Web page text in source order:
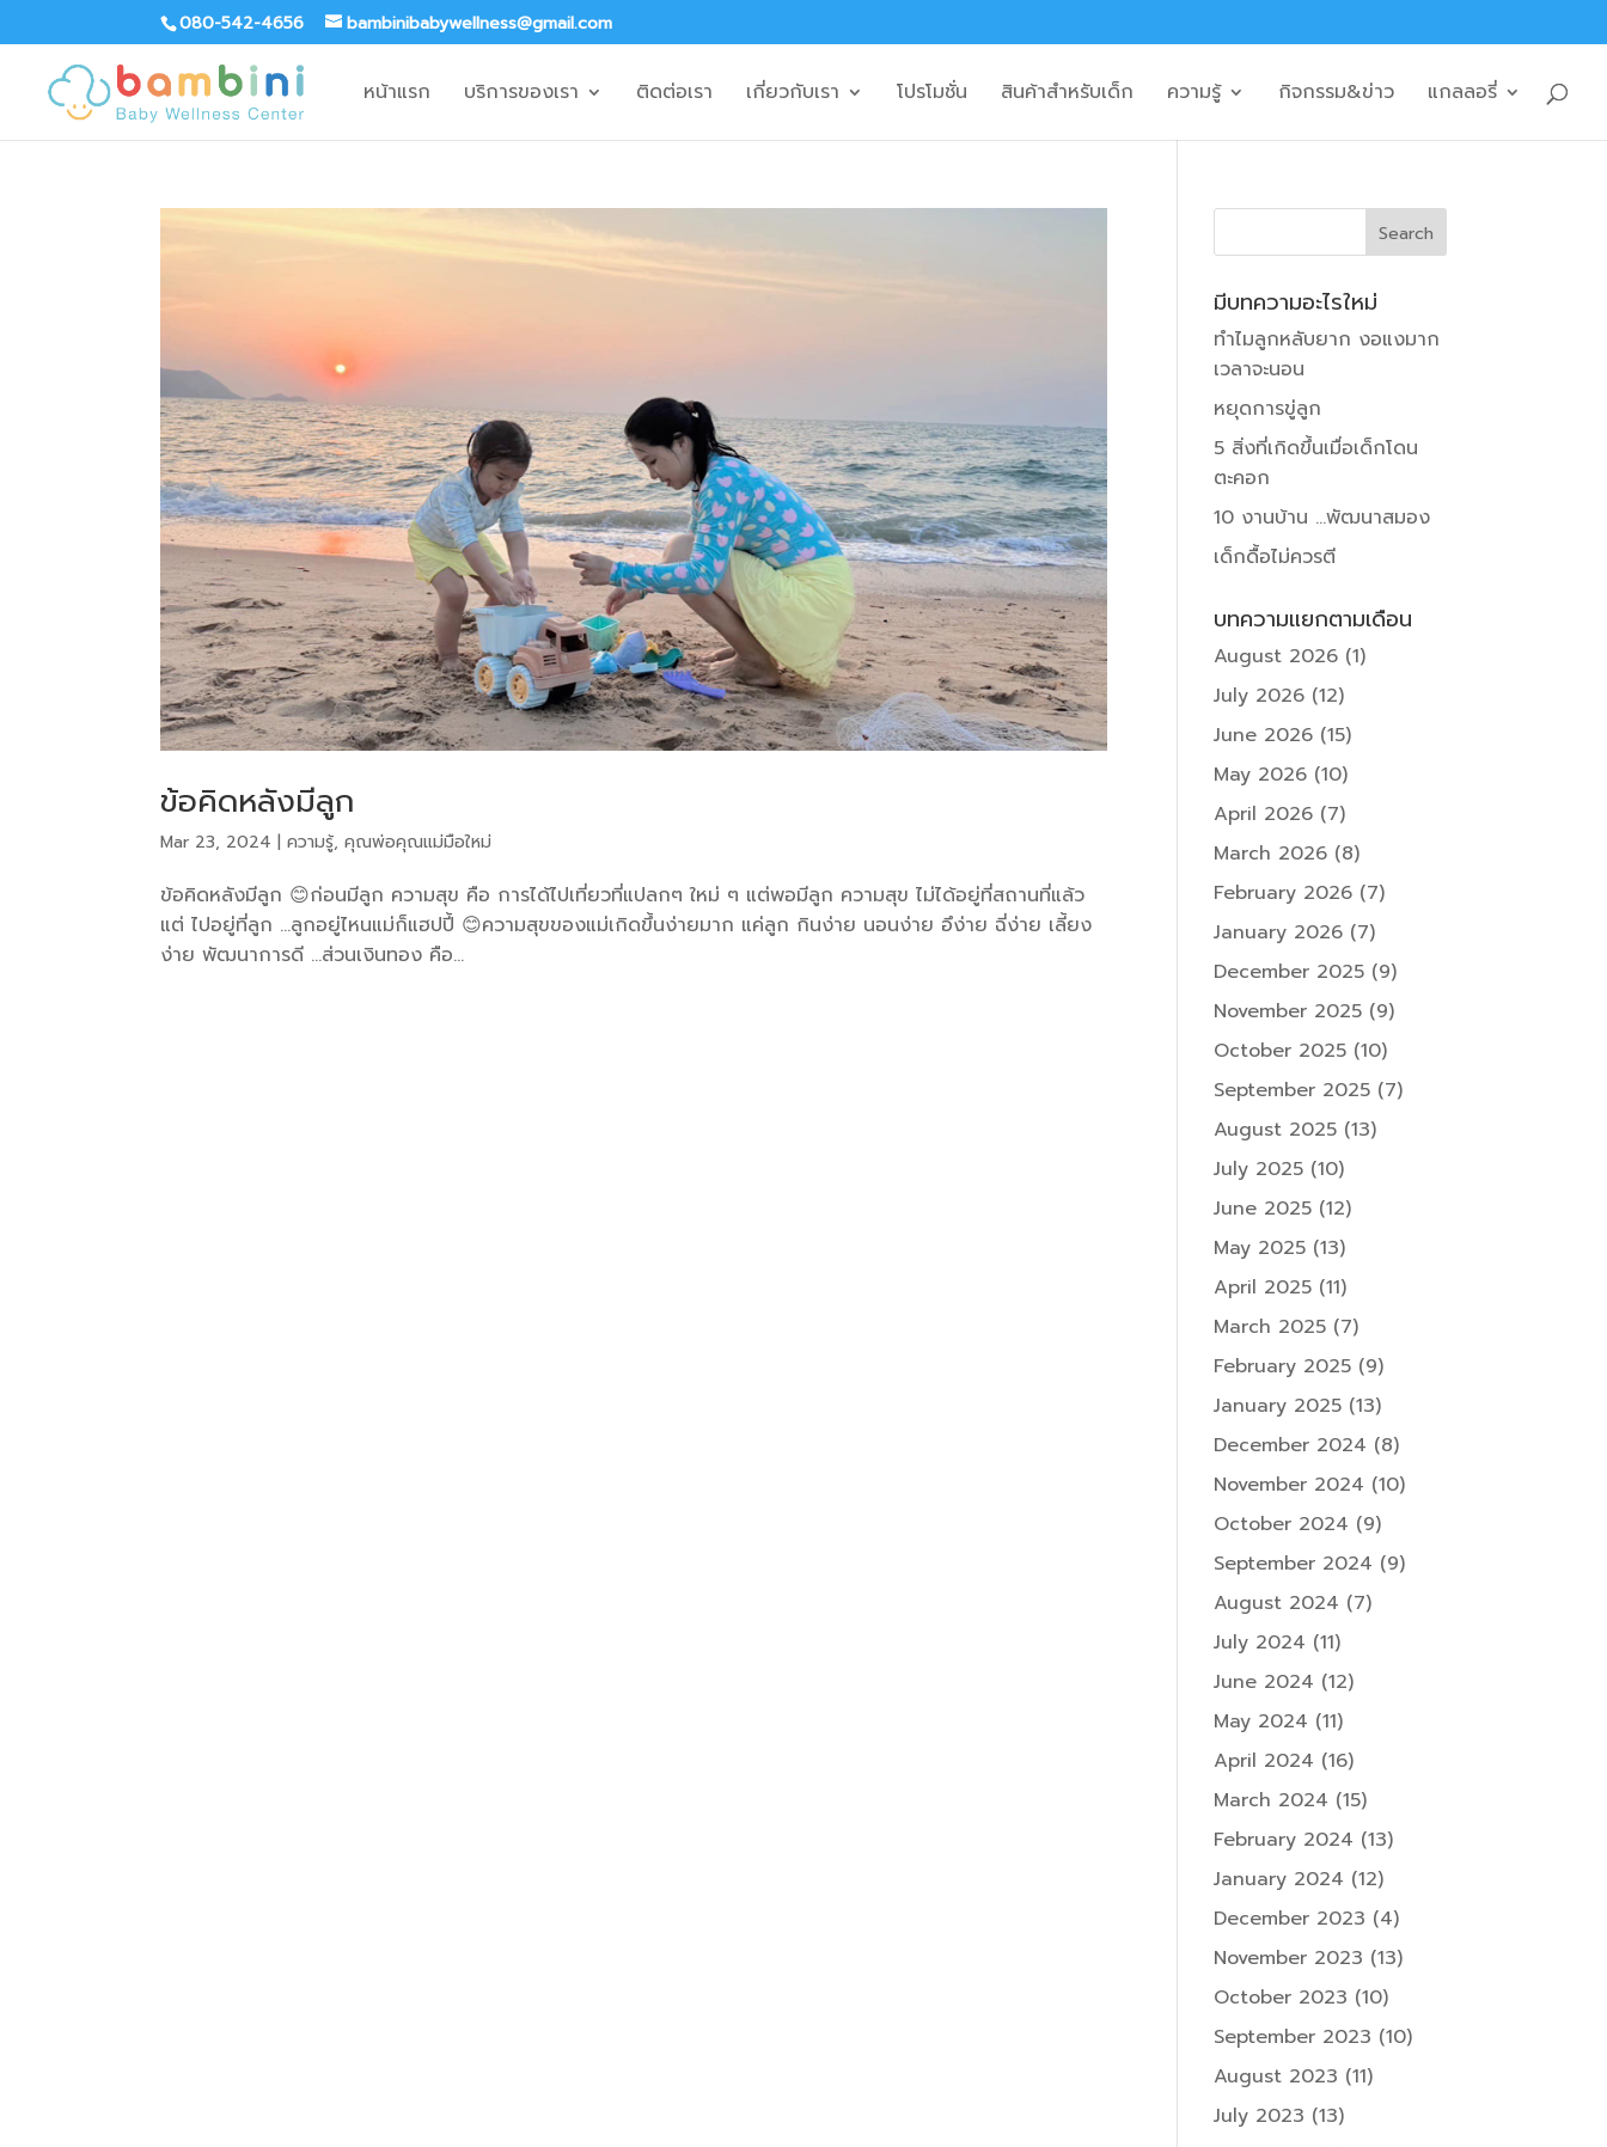
080-542-4656 bambinibabywellness@gmail.com
หน้าแรก บริการของเรา ติดต่อเรา เกี่ยวกับเรา โปรโมชั่น สินค้าสำหรับเด็ก ความรู้ กิจกรรม&ข่าว แกลลอรี่
ข้อคิดหลังมีลูก
Mar 23, 2024 |ความรู้,คุณพ่อคุณแม่มือใหม่
ข้อคิดหลังมีลูก 😊ก่อนมีลูก ความสุข คือ การได้ไปเที่ยวที่แปลกๆ ใหม่ ๆ แต่พอมีลูก ความสุข ไม่ได้อยู่ที่สถานที่แล้ว
แต่ ไปอยู่ที่ลูก …ลูกอยู่ไหนแม่ก็แฮปปี้ 😊ความสุขของแม่เกิดขึ้นง่ายมาก แค่ลูก กินง่าย นอนง่าย อึง่าย ฉี่ง่าย เลี้ยง
ง่าย พัฒนาการดี …ส่วนเงินทอง คือ...
มีบทความอะไรใหม่
ทำไมลูกหลับยาก งอแงมาก
เวลาจะนอน
หยุดการขู่ลูก
5 สิ่งที่เกิดขึ้นเมื่อเด็กโดน
ตะคอก
10 งานบ้าน …พัฒนาสมอง
เด็กดื้อไม่ควรตี
บทความแยกตามเดือน
August 2026 (1)
July 2026 (12)
June 2026 (15)
May 2026 (10)
April 2026 (7)
March 2026 (8)
February 2026 (7)
January 2026 (7)
December 2025 (9)
November 2025 (9)
October 2025 (10)
September 2025 (7)
August 2025 (13)
July 2025 (10)
June 2025 (12)
May 2025 (13)
April 2025 (11)
March 2025 (7)
February 2025 (9)
January 2025 (13)
December 2024 (8)
November 2024 (10)
October 2024 (9)
September 2024 (9)
August 2024 (7)
July 2024 (11)
June 2024 (12)
May 2024 (11)
April 2024 (16)
March 2024 (15)
February 2024 (13)
January 2024 (12)
December 2023 (4)
November 2023 (13)
October 2023 (10)
September 2023 (10)
August 2023 (11)
July 2023 (13)